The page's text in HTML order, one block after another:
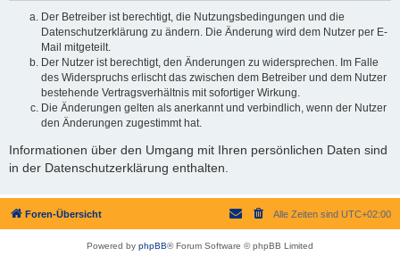
Der Betreiber ist berechtigt, die Nutzungsbedingungen und die
Datenschutzerklärung zu ändern. Die Änderung wird dem Nutzer per E-
Mail mitgeteilt.
Der Nutzer ist berechtigt, den Änderungen zu widersprechen. Im Falle
des Widerspruchs erlischt das zwischen dem Betreiber und dem Nutzer
bestehende Vertragsverhältnis mit sofortiger Wirkung.
Die Änderungen gelten als anerkannt und verbindlich, wenn der Nutzer
den Änderungen zugestimmt hat.
Informationen über den Umgang mit Ihren persönlichen Daten sind
in der Datenschutzerklärung enthalten.
Foren-Übersicht Alle Zeiten sind UTC+02:00
Powered by phpBB® Forum Software © phpBB Limited